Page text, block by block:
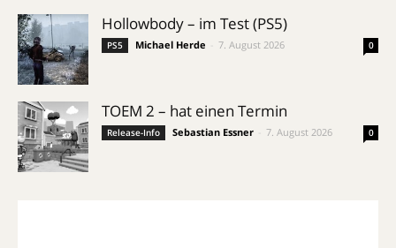
Hollowbody – im Test (PS5)
PS5 Michael Herde 7. August 2026 0
TOEM 2 – hat einen Termin
Release-Info Sebastian Essner 7. August 2026 0